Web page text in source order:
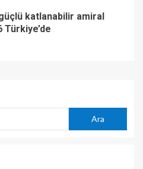
katlanabilir amiral
Türkiye’de
Ara